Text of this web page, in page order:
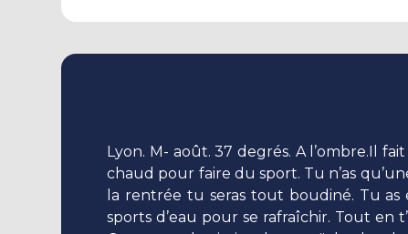
Lyon. M- août. 37 degrés. A l’ombre.Il
chaud pour faire du sport. Tu n’as
la rentrée tu seras tout boudiné. Tu
sports d’eau pour se rafraîchir. Tout